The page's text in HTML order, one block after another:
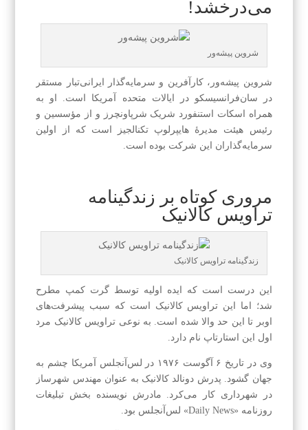
می‌درخشد!
شروین پیشه‌ور
شروین پیشه‌ور، کارآفرین و سرمایه‌گذار ایرانی‌تبار مستقر
در سان‌فرانسیسکو در ایالات متحده آمریکا است. او به
همراه اسکات استنفورد شریک شرپاونچرز و از مؤسسین و
رئیس هیئت مدیرهٔ هایپرلوپ تکنالجیز است که از اولین
سرمایه‌گذاران این شرکت بوده است.
مروری کوتاه بر زندگینامه
تراویس کالانیک
زندگینامه تراویس کالانیک
این درست است که ایده اولیه توسط گرت کمپ مطرح
شد؛ اما این تراویس کالانیک است که سبب پیشرفت‌های
اوبر تا این حد والا شده است. به نوعی تراویس کالانیک مرد
اول این استارتاپ نام دارد.
وی در تاریخ ۶ آگوست ۱۹۷۶ در لس‌آنجلس آمریکا چشم‌ به
جهان گشود. پدرش دونالد کالانیک به عنوان مهندس شهرساز
در شهرداری کار می‌کرد. مادرش نویسنده بخش تبلیغات
روزنامه «Daily News» لس‌آنجلس بود.